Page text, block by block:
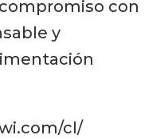
con
y
cl/